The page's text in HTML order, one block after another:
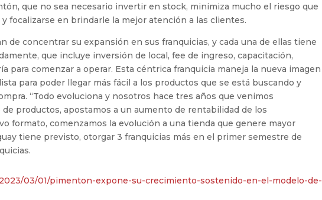
que no sea necesario invertir en stock, minimiza mucho el riesgo que
focalizarse en brindarle la mejor atención a las clientes.
de concentrar su expansión en sus franquicias, y cada una de ellas tiene
que incluye inversión de local, fee de ingreso, capacitación,
para comenzar a operar. Esta céntrica franquicia maneja la nueva imagen
para poder llegar más fácil a los productos que se está buscando y
“Todo evoluciona y nosotros hace tres años que venimos
productos, apostamos a un aumento de rentabilidad de los
formato, comenzamos la evolución a una tienda que genere mayor
tiene previsto, otorgar 3 franquicias más en el primer semestre de
03/01/pimenton-expone-su-crecimiento-sostenido-en-el-modelo-de-